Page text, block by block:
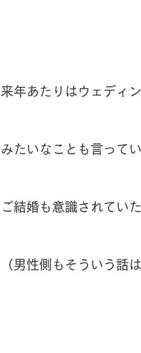
来年あたりはウェディ
みたいなことも言って
ご結婚も意識されてい
（男性側もそういう話